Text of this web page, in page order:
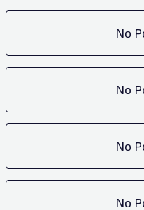
No
No
No
No